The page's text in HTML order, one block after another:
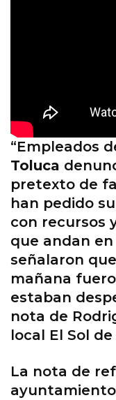
“Empleados
Toluca
pretexto de
han pedido
con recursos
que andan
señalaron
mañana
estaban
nota de
local El Sol
La nota de